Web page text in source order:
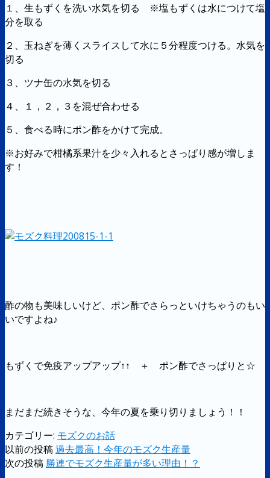
１、生もずくを洗い水気を切る ※塩もずくは水につけて塩
分を取る
２、玉ねぎを薄くスライスして水に５分程度つける。水気を
切る
３、ツナ缶の水気を切る
４、１，２，３を混ぜ合わせる
５、食べる時にポン酢をかけて完成。
※お好みで柑橘系果汁を少々入れるとさっぱり感が増しま
す！
酢の物も美味しいけど、ポン酢でさらっといけちゃうのもい
いですよね♪
もずくで免疫アップアップ↑↑ ＋ ポン酢でさっぱりと☆
まだまだ続きそうな、今年の夏を乗り切りましょう！！
カテゴリー: モズクのお話
以前の投稿過去最高！今年のモズク生産量
次の投稿 勝連でモズク生産量が多い理由！？